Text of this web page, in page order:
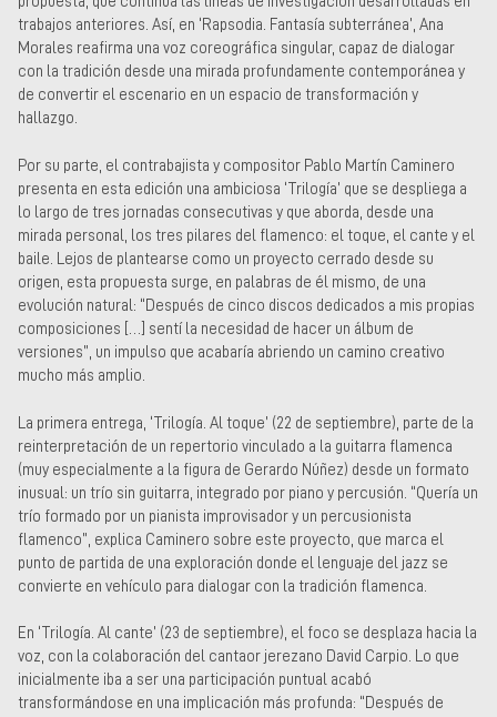
trabajos anteriores. Así, en ‘Rapsodia. Fantasía subterránea’, Ana
Morales reafirma una voz coreográfica singular, capaz de dialogar
con la tradición desde una mirada profundamente contemporánea y
de convertir el escenario en un espacio de transformación y
hallazgo.
Por su parte, el contrabajista y compositor Pablo Martín Caminero
presenta en esta edición una ambiciosa ‘Trilogía’ que se despliega a
lo largo de tres jornadas consecutivas y que aborda, desde una
mirada personal, los tres pilares del flamenco: el toque, el cante y el
baile. Lejos de plantearse como un proyecto cerrado desde su
origen, esta propuesta surge, en palabras de él mismo, de una
evolución natural: “Después de cinco discos dedicados a mis propias
composiciones […] sentí la necesidad de hacer un álbum de
versiones”, un impulso que acabaría abriendo un camino creativo
mucho más amplio.
La primera entrega, ‘Trilogía. Al toque’ (22 de septiembre), parte de la
reinterpretación de un repertorio vinculado a la guitarra flamenca
(muy especialmente a la figura de Gerardo Núñez) desde un formato
inusual: un trío sin guitarra, integrado por piano y percusión. “Quería un
trío formado por un pianista improvisador y un percusionista
flamenco”, explica Caminero sobre este proyecto, que marca el
punto de partida de una exploración donde el lenguaje del jazz se
convierte en vehículo para dialogar con la tradición flamenca.
En ‘Trilogía. Al cante’ (23 de septiembre), el foco se desplaza hacia la
voz, con la colaboración del cantaor jerezano David Carpio. Lo que
inicialmente iba a ser una participación puntual acabó
transformándose en una implicación más profunda: “Después de